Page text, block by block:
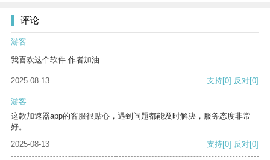
评论
游客
我喜欢这个软件 作者加油
2025-08-13 支持[0] 反对[0]
游客
这款加速器app的客服很贴心，遇到问题都能及时解决，服务态度非常
好。
2025-08-13
支持[0] 反对[0]